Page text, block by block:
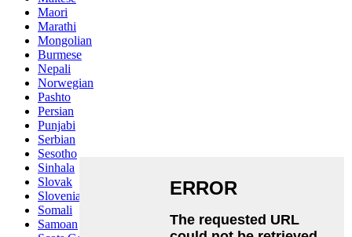
Maori
Marathi
Mongolian
Burmese
Nepali
Norwegian
Pashto
Persian
Punjabi
Serbian
Sesotho
Sinhala
Slovak
Slovenian
Somali
Samoan